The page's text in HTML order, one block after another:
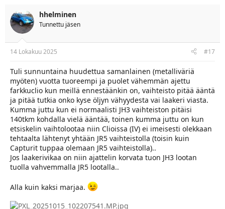
t
i
o
n
s
:
hhelminen
Tunnettu jäsen
14 Lokakuu 2025 #17
Tuli sunnuntaina huudettua samanlainen (metalliväriä
myöten) vuotta tuoreempi ja puolet vähemmän ajettu
farkkuclio kun meillä ennestäänkin on, vaihteisto pitää ääntä
ja pitää tutkia onko kyse öljyn vähyydesta vai laakeri viasta.
Kumma juttu kun ei normaalisti JH3 vaihteiston pitäisi
140tkm kohdalla vielä ääntää, toinen kumma juttu on kun
etsiskelin vaihtolootaa niin Clioissa (IV) ei imeisesti olekkaan
tehtaalta lähtenyt yhtään JR5 vaihteistolla (toisin kuin
Capturit tuppaa olemaan JR5 vaihteistolla)..
Jos laakerivikaa on niin ajattelin korvata tuon JH3 lootan
tuolla vahvemmalla JR5 lootalla..
Alla kuin kaksi marjaa.